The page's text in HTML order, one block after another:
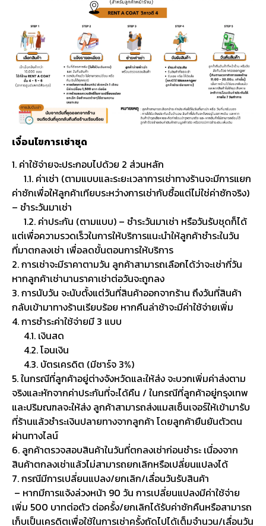
เงื่อนไขการเช่าชุด
1. ค่าใช้จ่ายจะประกอบไปด้วย 2 ส่วนหลัก
1.1. ค่าเช่า (ตามแบบและระยะเวลาการเช่าทางร้านจะมีการแยก
ค่าซักเพื่อให้ลูกค้าเทียบระหว่างการเช่ากับซื้อแต่ไม่ใช่ค่าซักจริง)
– ชำระวันมาเช่า
1.2. ค่าประกัน (ตามแบบ) – ชำระวันมาเช่า หรือวันรับชุดก็ได้
แต่เพื่อความรวดเร็วในการให้บริการแนะนำให้ลูกค้าชำระในวัน
ที่มาตกลงเช่า เพื่อลดขั้นตอนการให้บริการ
2. การเช่าจะมีราคาตามวัน ลูกค้าสามารถเลือกได้ว่าจะเช่ากี่วัน
หากลูกค้าเช่านานราคาเช่าต่อวันจะถูกลง
3. การนับวัน จะนับตั้งแต่วันที่สินค้าออกจากร้าน ถึงวันที่สินค้า
กลับเข้ามาทางร้านเรียบร้อย หากคืนล่าช้าจะมีค่าใช้จ่ายเพิ่ม
4. การชำระค่าใช้จ่ายมี 3 แบบ
4.1. เงินสด
4.2. โอนเงิน
4.3. บัตรเครดิต (มีชาร์จ 3%)
5. ในกรณีที่ลูกค้าอยู่ต่างจังหวัดและให้ส่ง จะบวกเพิ่มค่าส่งตาม
จริงและหักจากค่าประกันที่จะได้คืน / ในกรณีที่ลูกค้าอยู่กรุงเทพ
และปริมณฑลจะให้ส่ง ลูกค้าสามารถส่งแมสเซ็นเจอร์ให้เข้ามารับ
ที่ร้านแล้วชำระเงินปลายทางจากลูกค้า โดยลูกค้ายืนยันตัวตน
ผ่านทางไลน์
6. ลูกค้าตรวจสอบสินค้าในวันที่ตกลงเช่าก่อนชำระ เนื่องจาก
สินค้าตกลงเช่าแล้วไม่สามารถยกเลิกหรือเปลี่ยนแปลงได้
7. กรณีมีการเปลี่ยนแปลง/ยกเลิก/เลื่อนวันรับสินค้า
– หากมีการแจ้งล่วงหน้า 90 วัน การเปลี่ยนแปลงมีค่าใช้จ่าย
เพิ่ม 500 บาทต่อตัว ต่อครั้ง/ยกเลิกได้รับค่าซักคืนหรือสามารถ
เก็บเป็นเครดิตเพื่อใช้ในการเช่าครั้งถัดไปได้เต็มจำนวน/เลื่อนวัน